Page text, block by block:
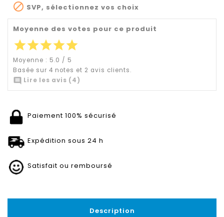
 SVP, sélectionnez vos choix
Moyenne des votes pour ce produit
starstarstarstarstar
Moyenne : 5.0 / 5
Basée sur 4 notes et 2 avis clients.
 Lire les avis (4)
Paiement 100% sécurisé
Expédition sous 24 h
Satisfait ou remboursé
Description